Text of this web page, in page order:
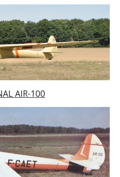
AIR-100